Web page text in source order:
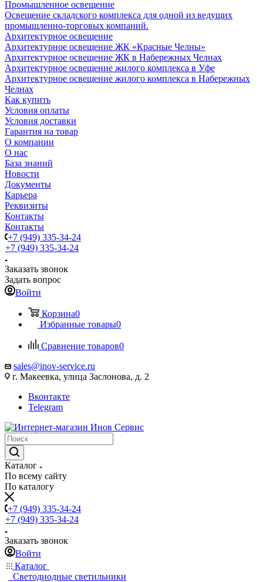
Промышленное освещение
Освещение складского комплекса для одной из ведущих
промышленно-торговых компаний.
Архитектурное освещение
Архитектурное освещение ЖК «Красные Челны»
Архитектурное освещение ЖК в Набережных Челнах
Архитектурное освещение жилого комплекса в Уфе
Архитектурное освещение жилого комплекса в Набережных
Челнах
Как купить
Условия оплаты
Условия доставки
Гарантия на товар
О компании
О нас
База знаний
Новости
Документы
Карьера
Реквизиты
Контакты
Контакты
+7 (949) 335-34-24
+7 (949) 335-34-24
Заказать звонок
Задать вопрос
Войти
Корзина0
Избранные товары0
Сравнение товаров0
sales@inov-service.ru
г. Макеевка, улица Заслонова, д. 2
Вконтакте
Telegram
Каталог
По всему сайту
По каталогу
+7 (949) 335-34-24
+7 (949) 335-34-24
Заказать звонок
Войти
Каталог
Светодиодные светильники